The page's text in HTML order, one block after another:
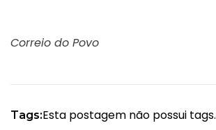
Correio do Povo
Tags:Esta postagem não possui tags.